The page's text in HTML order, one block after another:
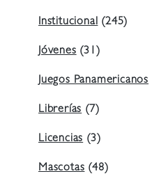
Institucional (245)
Jóvenes (31)
Juegos Panamericanos
Librerías (7)
Licencias (3)
Mascotas (48)